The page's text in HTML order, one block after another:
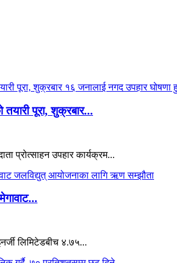
तयारी पूरा, शुक्रबार...
प्रोत्साहन उपहार कार्यक्रम...
लिमिटेडबीच ४.७५...